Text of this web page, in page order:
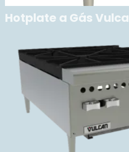
Hotplate a Gás